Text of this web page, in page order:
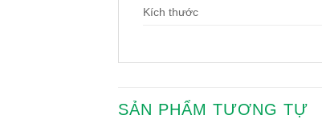
Kích thước
SẢN PHẨM TƯƠNG TỰ